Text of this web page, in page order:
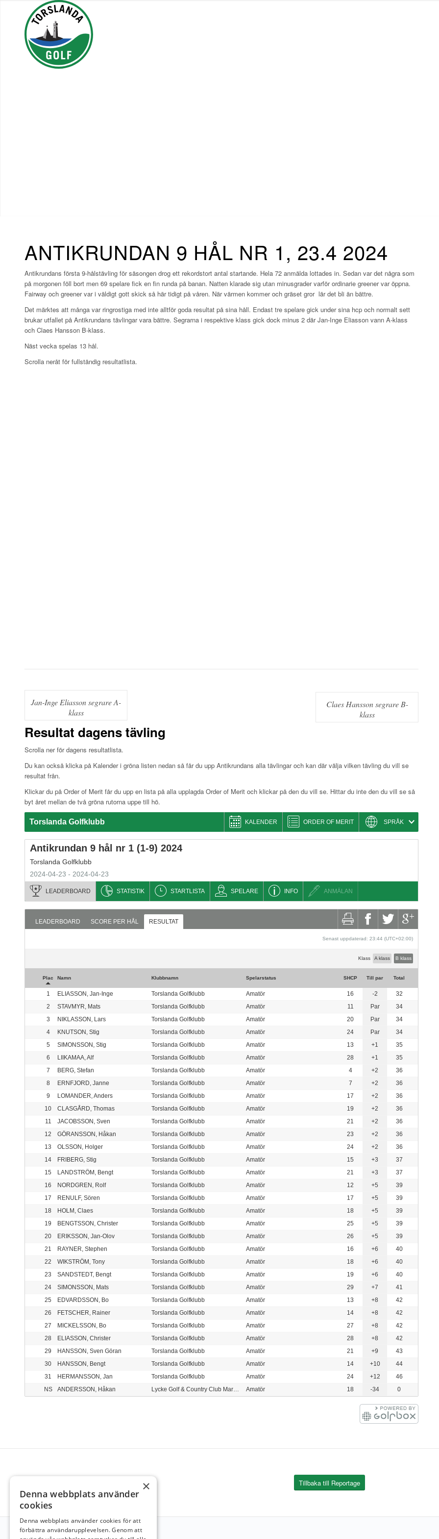
ANTIKRUNDAN 9 HÅL NR 1, 23.4 2024
Antikrundans första 9-hålstävling för säsongen drog ett rekordstort antal startande. Hela 72 anmälda lottades in. Sedan var det några som
på morgonen föll bort men 69 spelare fick en fin runda på banan. Natten klarade sig utan minusgrader varför ordinarie greener var öppna.
Fairway och greener var i väldigt gott skick så här tidigt på våren. När värmen kommer och gräset gror lär det bli än bättre.
Det märktes att många var ringrostiga med inte alltför goda resultat på sina håll. Endast tre spelare gick under sina hcp och normalt sett
brukar utfallet på Antikrundans tävlingar vara bättre. Segrarna i respektive klass gick dock minus 2 där Jan-Inge Eliasson vann A-klass
och Claes Hansson B-klass.
Näst vecka spelas 13 hål.
Scrolla neråt för fullständig resultatlista.
Claes Hansson segrare B-
klass
Jan-Inge Eliasson segrare A-
klass
Resultat dagens tävling
Scrolla ner för dagens resultatlista.
Du kan också klicka på Kalender i gröna listen nedan så får du upp Antikrundans alla tävlingar och kan där välja vilken tävling du vill se
resultat från.
Klickar du på Order of Merit får du upp en lista på alla upplagda Order of Merit och klickar på den du vill se. Hittar du inte den du vill se så
byt året mellan de två gröna rutorna uppe till hö.
Torslanda Golfklubb KALENDER ORDER OF MERIT SPRÅK
Antikrundan 9 hål nr 1 (1-9) 2024
Torslanda Golfklubb
2024-04-23 - 2024-04-23
LEADERBOARD STATISTIK STARTLISTA SPELARE INFO ANMÄLAN
LEADERBOARD SCORE PER HÅL RESULTAT
Senast uppdaterad: 23:44 (UTC+02:00)
Klass A klass B klass
Plac Namn Klubbnamn Spelarstatus SHCP Till par Total
1 ELIASSON, Jan-Inge Torslanda Golfklubb Amatör 16 -2
32
2
STAVMYR, Mats Torslanda Golfklubb Amatör 11 Par
34
3
NIKLASSON, Lars Torslanda Golfklubb Amatör 20 Par
34
4
KNUTSON, Stig Torslanda Golfklubb Amatör 24 Par
34
5
SIMONSSON, Stig Torslanda Golfklubb Amatör 13 +1
35
6
LIIKAMAA, Alf Torslanda Golfklubb Amatör 28 +1
35
7
BERG, Stefan Torslanda Golfklubb Amatör 4 +2
36
8
ERNFJORD, Janne Torslanda Golfklubb Amatör 7 +2
36
9
LOMANDER, Anders Torslanda Golfklubb Amatör 17 +2
36
10
CLASGÅRD, Thomas Torslanda Golfklubb Amatör 19 +2
36
11
JACOBSSON, Sven Torslanda Golfklubb Amatör 21 +2
36
12
GÖRANSSON, Håkan Torslanda Golfklubb Amatör 23 +2
36
13
OLSSON, Holger Torslanda Golfklubb Amatör 24 +2
36
14
FRIBERG, Stig Torslanda Golfklubb Amatör 15 +3
37
15
LANDSTRÖM, Bengt Torslanda Golfklubb Amatör 21 +3
37
16
NORDGREN, Rolf Torslanda Golfklubb Amatör 12 +5
39
17
RENULF, Sören Torslanda Golfklubb Amatör 17 +5
39
18
HOLM, Claes Torslanda Golfklubb Amatör 18 +5
39
19
BENGTSSON, Christer Torslanda Golfklubb Amatör 25 +5
39
20
ERIKSSON, Jan-Olov Torslanda Golfklubb Amatör 26 +5
39
21
RAYNER, Stephen Torslanda Golfklubb Amatör 16 +6
40
22
WIKSTRÖM, Tony Torslanda Golfklubb Amatör 18 +6
40
23
SANDSTEDT, Bengt Torslanda Golfklubb Amatör 19 +6
40
24
SIMONSSON, Mats Torslanda Golfklubb Amatör 29 +7
41
25
EDVARDSSON, Bo Torslanda Golfklubb Amatör 13 +8
42
26
FETSCHER, Rainer Torslanda Golfklubb Amatör 14 +8
42
27
MICKELSSON, Bo Torslanda Golfklubb Amatör 27 +8
42
28
ELIASSON, Christer Torslanda Golfklubb Amatör 28 +8
42
29
HANSSON, Sven Göran Torslanda Golfklubb Amatör 21 +9
43
30
HANSSON, Bengt Torslanda Golfklubb Amatör 14 +10
44
31
HERMANSSON, Jan Torslanda Golfklubb Amatör 24 +12
46
NS
ANDERSSON, Håkan Lycke Golf & Country Club Marstrand Amatör 18 -34 0
Tillbaka till Reportage
×
Denna webbplats använder
cookies
Denna webbplats använder cookies för att
förbättra användarupplevelsen. Genom att